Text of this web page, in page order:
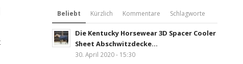
Beliebt Kürzlich Kommentare Schlagworte
Die Kentucky Horsewear 3D Spacer Cooler
Sheet Abschwitzdecke...
30. April 2020 - 15:30